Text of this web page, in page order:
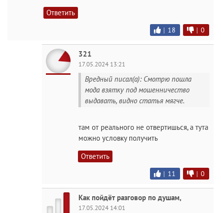
Ответить
| 18 | 0
321
17.05.2024 13:21
Вредный писал(а): Смотрю пошла
мода взятку под мошенничество
выдавать, видно статья мягче.
там от реального не отвертишься, а тута
можно условку получить
Ответить
| 11 | 0
Как пойдёт разговор по душам,
17.05.2024 14:01